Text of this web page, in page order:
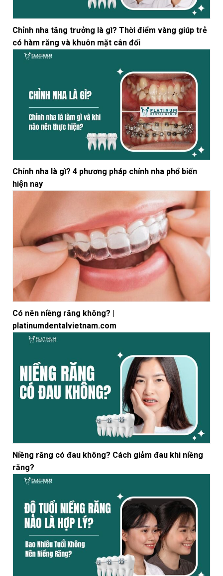
Chỉnh nha tăng trưởng là gì? Thời điểm vàng giúp trẻ
có hàm răng và khuôn mặt cân đối
Chỉnh nha là gì? 4 phương pháp chỉnh nha phổ biến
hiện nay
Có nên niềng răng không? |
platinumdentalvietnam.com
Niềng răng có đau không? Cách giảm đau khi niềng
răng?